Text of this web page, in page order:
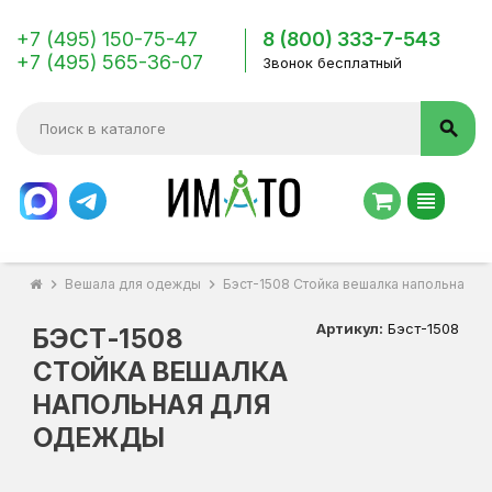
+7 (495) 150-75-47
+7 (495) 565-36-07
8 (800) 333-7-543
Звонок бесплатный
search
view_headline
chevron_right Вешала для одежды chevron_right Бэст-1508 Стойка вешалка напольная
БЭСТ-1508
СТОЙКА ВЕШАЛКА
НАПОЛЬНАЯ ДЛЯ
ОДЕЖДЫ
Артикул: Бэст-1508